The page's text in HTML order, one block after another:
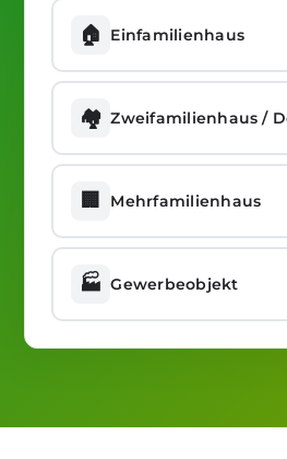
🏠 Einfamilienhaus
🏘️ Zweifamilienhaus /
🏢 Mehrfamilienhaus
🏭 Gewerbeobjekt